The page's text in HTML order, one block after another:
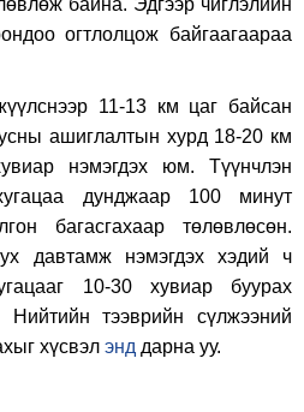
байна. Эдгээр чиглэлийн
огтлолцож байгаагаараа
11-13 км цаг байсан
ашиглалтын хурд 18-20 км
нэмэгдэх юм. Түүнчлэн
дунджаар 100 минут
багасгахаар төлөвлөсөн.
давтамж нэмэгдэх хэдий ч
10-30 хувиар буурах
Нийтийн тээврийн сүлжээний
хүсвэл энд дарна уу.